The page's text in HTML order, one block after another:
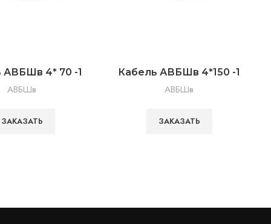
АВБШв 4* 70 -1
АВБШв
ЗАКАЗАТЬ
Кабель АВБШв 4*150 -1
АВБШв
ЗАКАЗАТЬ